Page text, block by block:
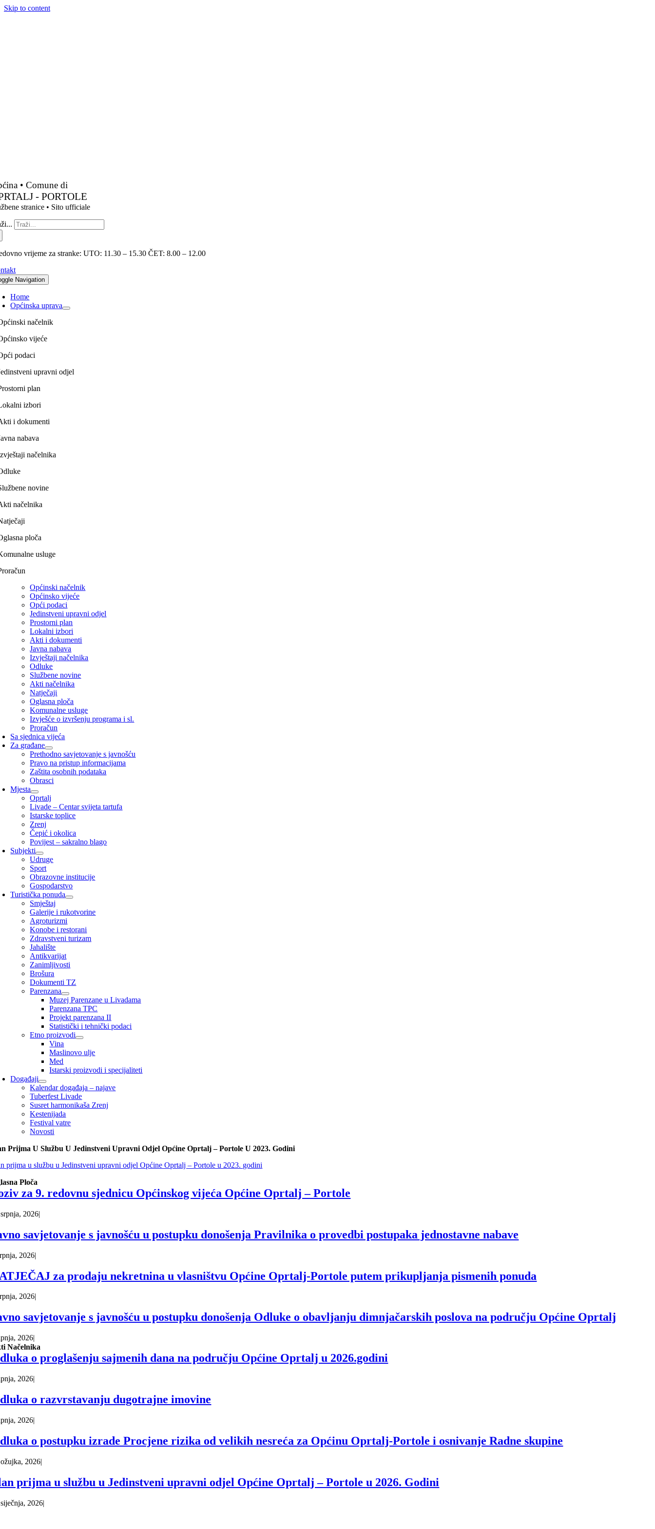
Skip to content
• Comune di
- PORTOLE
stranice • Sito ufficiale
vrijeme za stranke: UTO: 11.30 – 15.30 ČET: 8.00 – 12.00
Navigation
Home
Općinska uprava
načelnik
vijeće
podaci
upravni odjel
plan
izbori
i dokumenti
nabava
načelnika
novine
načelnika
ploča
usluge
Općinski načelnik
Općinsko vijeće
Opći podaci
Jedinstveni upravni odjel
Prostorni plan
Lokalni izbori
Akti i dokumenti
Javna nabava
Izvještaji načelnika
Odluke
Službene novine
Akti načelnika
Natječaji
Oglasna ploča
Komunalne usluge
Izvješće o izvršenju programa i sl.
Proračun
Sa sjednica vijeća
Za građane
Prethodno savjetovanje s javnošću
Pravo na pristup informacijama
Zaštita osobnih podataka
Obrasci
Mjesta
Oprtalj
Livade – Centar svijeta tartufa
Istarske toplice
Zrenj
Čepić i okolica
Povijest – sakralno blago
Subjekti
Udruge
Sport
Obrazovne institucije
Gospodarstvo
Turistička ponuda
Smještaj
Galerije i rukotvorine
Agroturizmi
Konobe i restorani
Zdravstveni turizam
Jahalište
Antikvarijat
Zanimljivosti
Brošura
Dokumenti TZ
Parenzana
Muzej Parenzane u Livadama
Parenzana TPC
Projekt parenzana II
Statistički i tehnički podaci
Etno proizvodi
Vina
Maslinovo ulje
Med
Istarski proizvodi i specijaliteti
Događaji
Kalendar događaja – najave
Tuberfest Livade
Susret harmonikaša Zrenj
Kestenijada
Festival vatre
Novosti
Prijma U Službu U Jedinstveni Upravni Odjel Općine Oprtalj – Portole U 2023. Godini
prijma u službu u Jedinstveni upravni odjel Općine Oprtalj – Portole u 2023. godini
Ploča
za 9. redovnu sjednicu Općinskog vijeća Općine Oprtalj – Portole
2026|
savjetovanje s javnošću u postupku donošenja Pravilnika o provedbi postupaka jednostavne nabave
2026|
za prodaju nekretnina u vlasništvu Općine Oprtalj-Portole putem prikupljanja pismenih ponuda
2026|
savjetovanje s javnošću u postupku donošenja Odluke o obavljanju dimnjačarskih poslova na području Općine Oprtalj
2026|
Načelnika
o proglašenju sajmenih dana na području Općine Oprtalj u 2026.godini
2026|
o razvrstavanju dugotrajne imovine
2026|
o postupku izrade Procjene rizika od velikih nesreća za Općinu Oprtalj-Portole i osnivanje Radne skupine
2026|
prijma u službu u Jedinstveni upravni odjel Općine Oprtalj – Portole u 2026. Godini
2026|